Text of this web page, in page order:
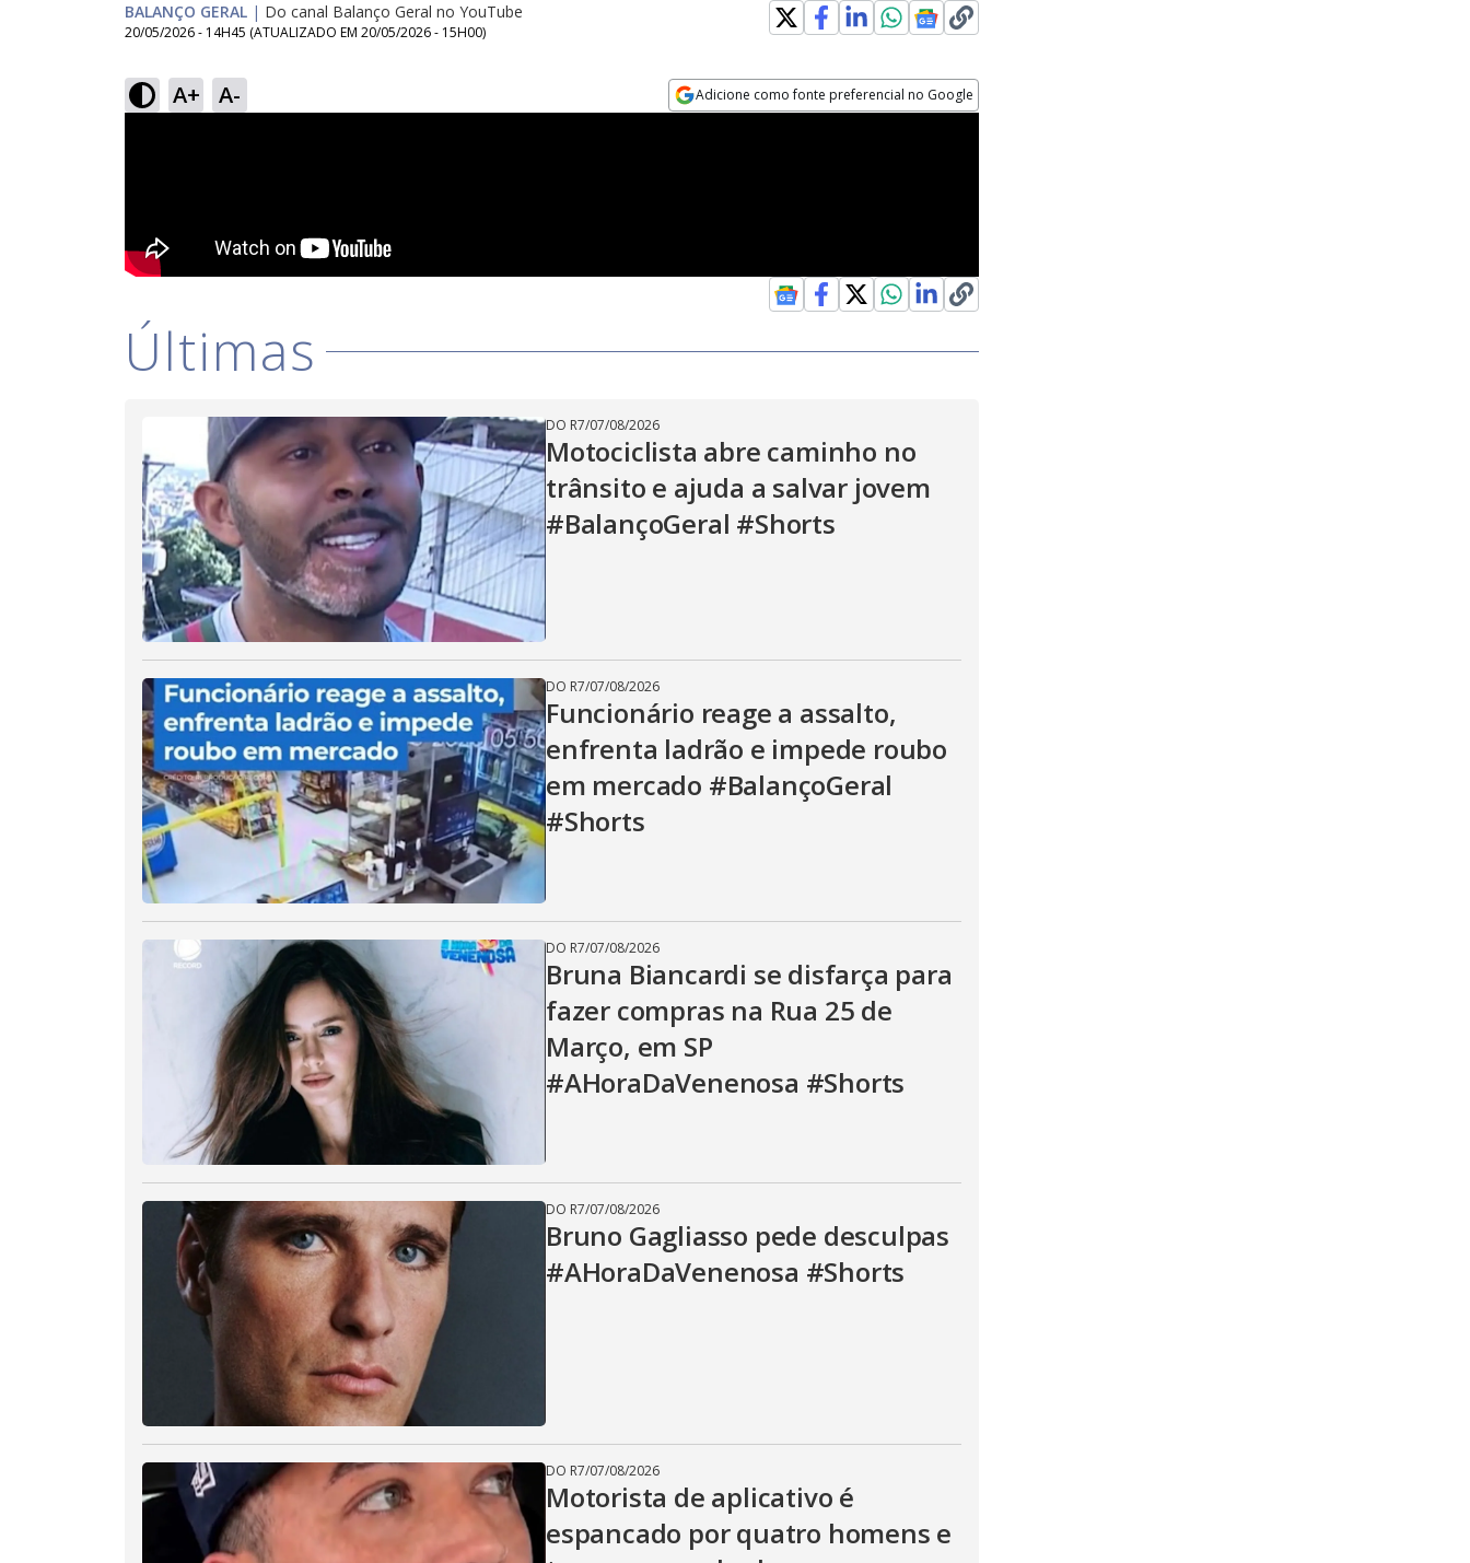
BALANÇO GERAL | Do canal Balanço Geral no YouTube
20/05/2026 - 14H45 (ATUALIZADO EM 20/05/2026 - 15H00)
A+ A- Adicione como fonte preferencial no Google
Últimas
DO R7/07/08/2026
Motociclista abre caminho no
trânsito e ajuda a salvar jovem
#BalançoGeral #Shorts
DO R7/07/08/2026
Funcionário reage a assalto,
enfrenta ladrão e impede roubo
em mercado #BalançoGeral
#Shorts
DO R7/07/08/2026
Bruna Biancardi se disfarça para
fazer compras na Rua 25 de
Março, em SP
#AHoraDaVenenosa #Shorts
DO R7/07/08/2026
Bruno Gagliasso pede desculpas
#AHoraDaVenenosa #Shorts
DO R7/07/08/2026
Motorista de aplicativo é
espancado por quatro homens e